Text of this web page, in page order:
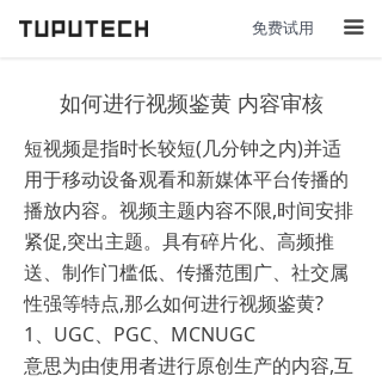
끀
免费试用
如何进行视频鉴黄 内容审核
短视频是指时长较短(几分钟之内)并适
用于移动设备观看和新媒体平台传播的
播放内容。视频主题内容不限,时间安排
紧促,突出主题。具有碎片化、高频推
送、制作门槛低、传播范围广、社交属
性强等特点,那么如何进行视频鉴黄?
1、UGC、PGC、MCNUGC
意思为由使用者进行原创生产的内容,互